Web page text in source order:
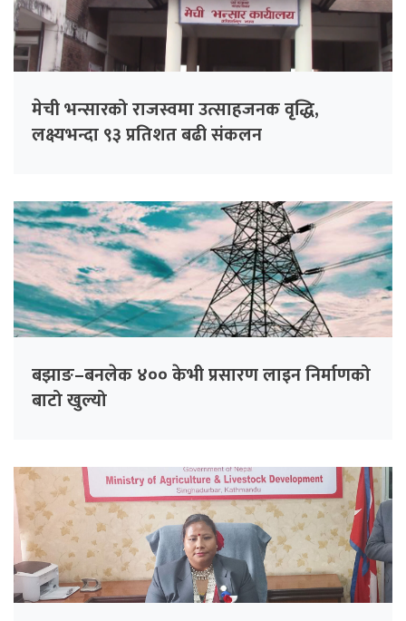
मेची भन्सारको राजस्वमा उत्साहजनक वृद्धि,
लक्ष्यभन्दा ९३ प्रतिशत बढी संकलन
बझाङ–बनलेक ४०० केभी प्रसारण लाइन निर्माणको
बाटो खुल्यो